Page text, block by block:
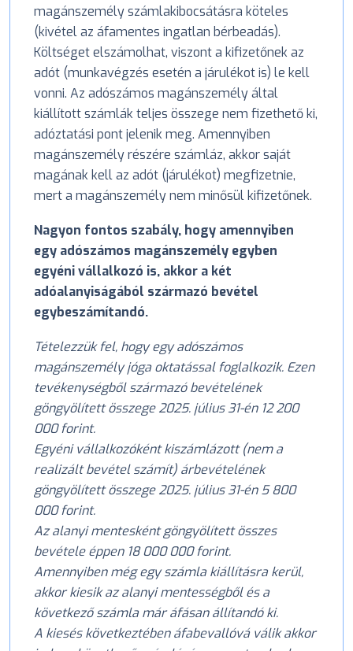
magánszemély számlakibocsátásra köteles
(kivétel az áfamentes ingatlan bérbeadás).
Költséget elszámolhat, viszont a kifizetőnek az
adót (munkavégzés esetén a járulékot is) le kell
vonni. Az adószámos magánszemély által
kiállított számlák teljes összege nem fizethető ki,
adóztatási pont jelenik meg. Amennyiben
magánszemély részére számláz, akkor saját
magának kell az adót (járulékot) megfizetnie,
mert a magánszemély nem minősül kifizetőnek.
Nagyon fontos szabály, hogy amennyiben
egy adószámos magánszemély egyben
egyéni vállalkozó is, akkor a két
adóalanyiságából származó bevétel
egybeszámítandó.
Tételezzük fel, hogy egy adószámos
magánszemély jóga oktatással foglalkozik. Ezen
tevékenységből származó bevételének
göngyölített összege 2025. július 31-én 12 200
000 forint.
Egyéni vállalkozóként kiszámlázott (nem a
realizált bevétel számít) árbevételének
göngyölített összege 2025. július 31-én 5 800
000 forint.
Az alanyi mentesként göngyölített összes
bevétele éppen 18 000 000 forint.
Amennyiben még egy számla kiállításra kerül,
akkor kiesik az alanyi mentességből és a
következő számla már áfásan állítandó ki.
A kiesés következtében áfabevallóvá válik akkor